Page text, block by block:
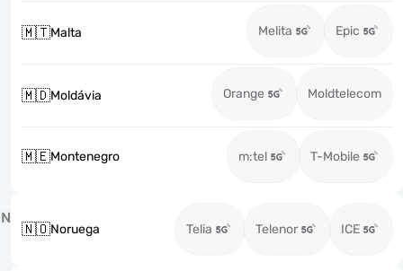
🇲🇹Malta Melita Epic
🇲🇩Moldávia Orange Moldtelecom
🇲🇪Montenegro m:tel T-Mobile
N
🇳🇴Noruega Telia Telenor ICE